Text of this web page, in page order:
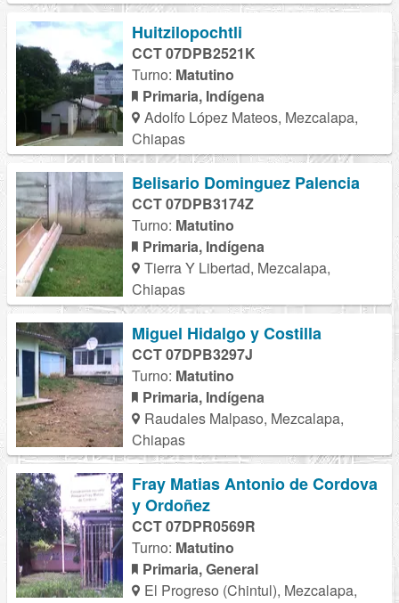
Huitzilopochtli
CCT 07DPB2521K
Turno: Matutino
Primaria, Indígena
Adolfo López Mateos, Mezcalapa,
Chiapas
Belisario Dominguez Palencia
CCT 07DPB3174Z
Turno: Matutino
Primaria, Indígena
Tierra Y Libertad, Mezcalapa,
Chiapas
Miguel Hidalgo y Costilla
CCT 07DPB3297J
Turno: Matutino
Primaria, Indígena
Raudales Malpaso, Mezcalapa,
Chiapas
Fray Matias Antonio de Cordova
y Ordoñez
CCT 07DPR0569R
Turno: Matutino
Primaria, General
El Progreso (Chintul), Mezcalapa,